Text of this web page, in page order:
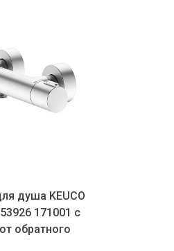
Смеситель для биде Keuco
Plan Blue 53909 010000 хром